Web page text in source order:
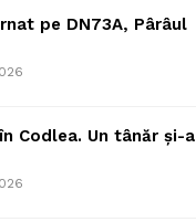
pe DN73A, Pârâul
Codlea. Un tânăr și-a